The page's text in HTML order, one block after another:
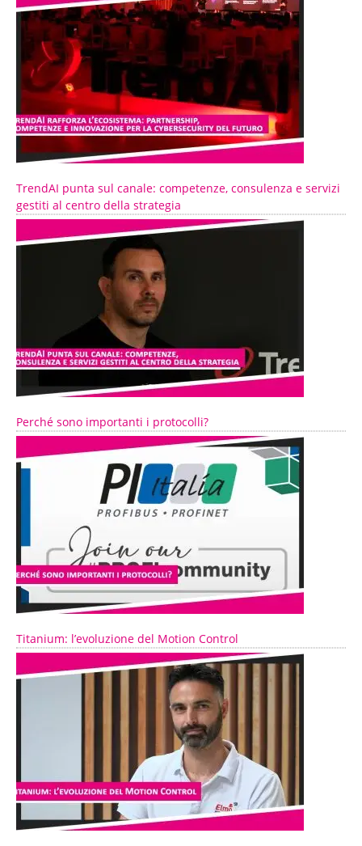
TrendAI punta sul canale: competenze, consulenza e servizi
gestiti al centro della strategia
Perché sono importanti i protocolli?
Titanium: l’evoluzione del Motion Control